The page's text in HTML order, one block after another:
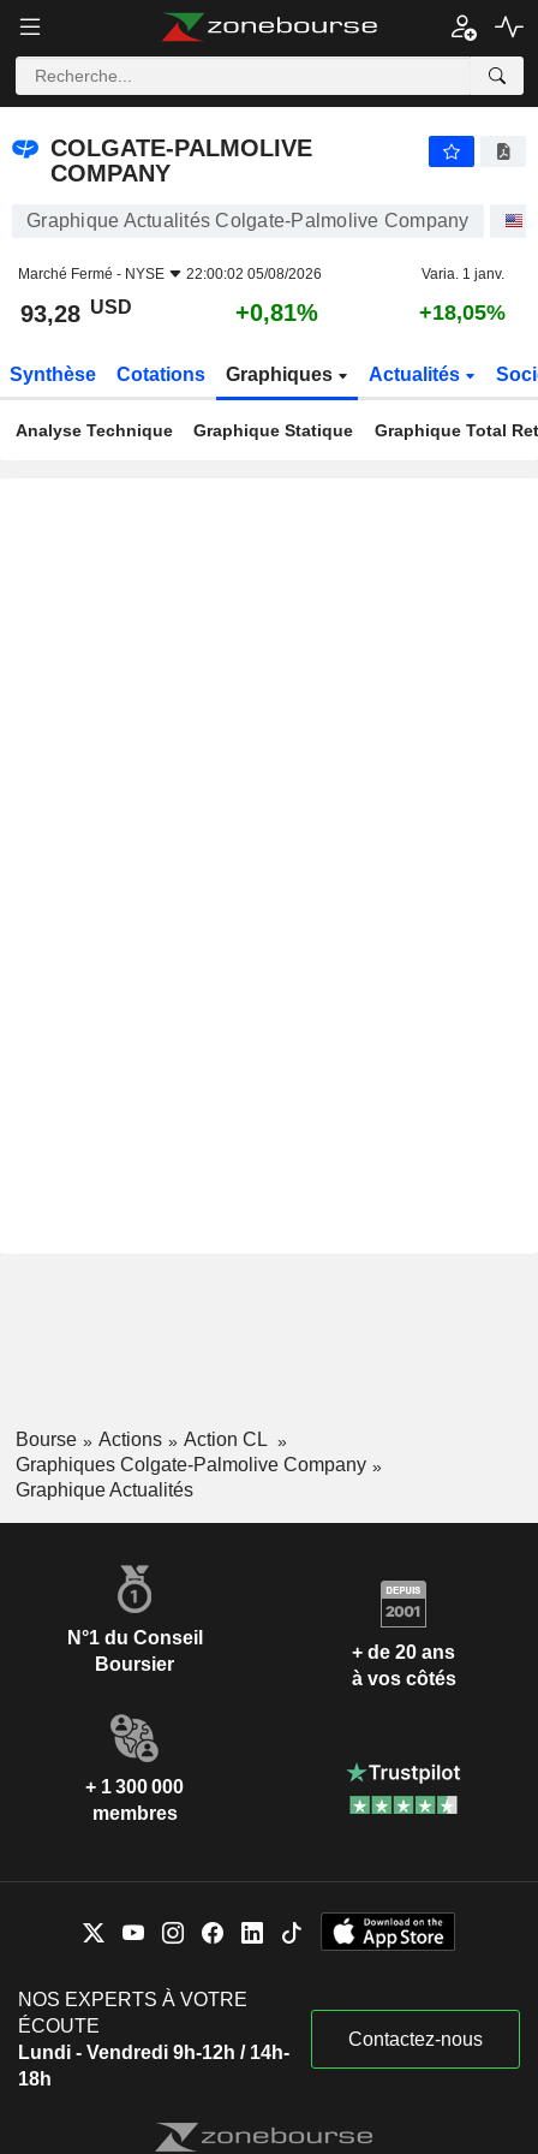
COLGATE-PALMOLIVE
COMPANY
Graphique Actualités Colgate-Palmolive Company
Marché Fermé - NYSE 22:00:02 05/08/2026 Varia. 1 janv.
93,28 USD +0,81% +18,05%
Synthèse Cotations Graphiques Actualités
Analyse Technique Graphique Statique Graphique Total
Bourse Actions
Action CL
Graphiques Colgate-Palmolive Company
Graphique Actualités
N°1 du Conseil
Boursier
+ de 20 ans
à vos côtés
+ 1 300 000
membres
NOS EXPERTS À VOTRE
ÉCOUTE
Lundi - Vendredi 9h-12h / 14h-
18h
Contactez-nous